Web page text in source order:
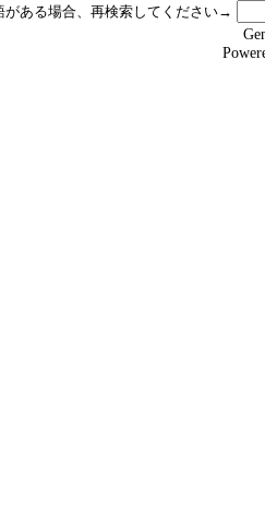
がある場合、再検索してください→